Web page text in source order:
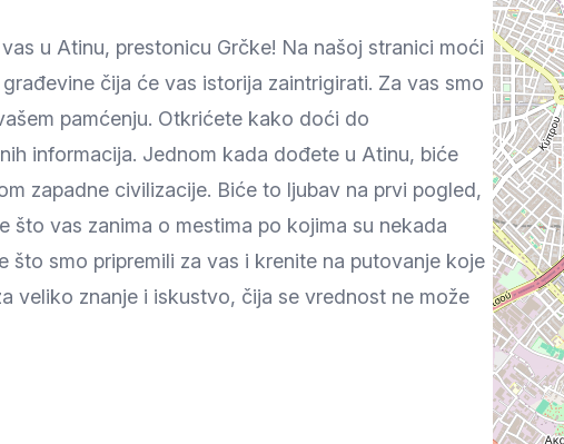
u Atinu, prestonicu Grčke! Na našoj stranici moći
čija će vas istorija zaintrigirati. Za vas smo
pamćenju. Otkrićete kako doći do
informacija. Jednom kada dođete u Atinu, biće
zapadne civilizacije. Biće to ljubav na prvi pogled,
što vas zanima o mestima po kojima su nekada
smo pripremili za vas i krenite na putovanje koje
veliko znanje i iskustvo, čija se vrednost ne može